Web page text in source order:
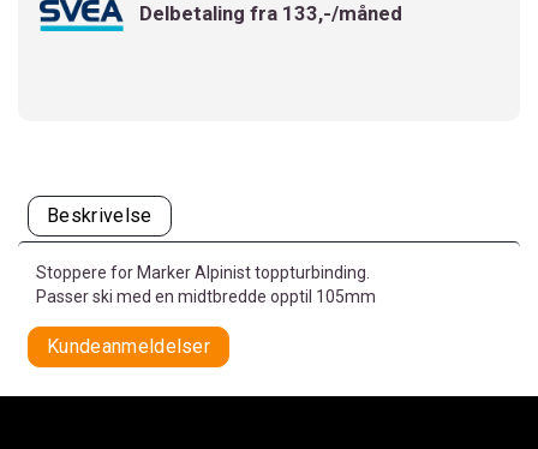
Delbetaling fra 133,-/måned
Beskrivelse
Stoppere for Marker Alpinist toppturbinding.
Passer ski med en midtbredde opptil 105mm
Kundeanmeldelser